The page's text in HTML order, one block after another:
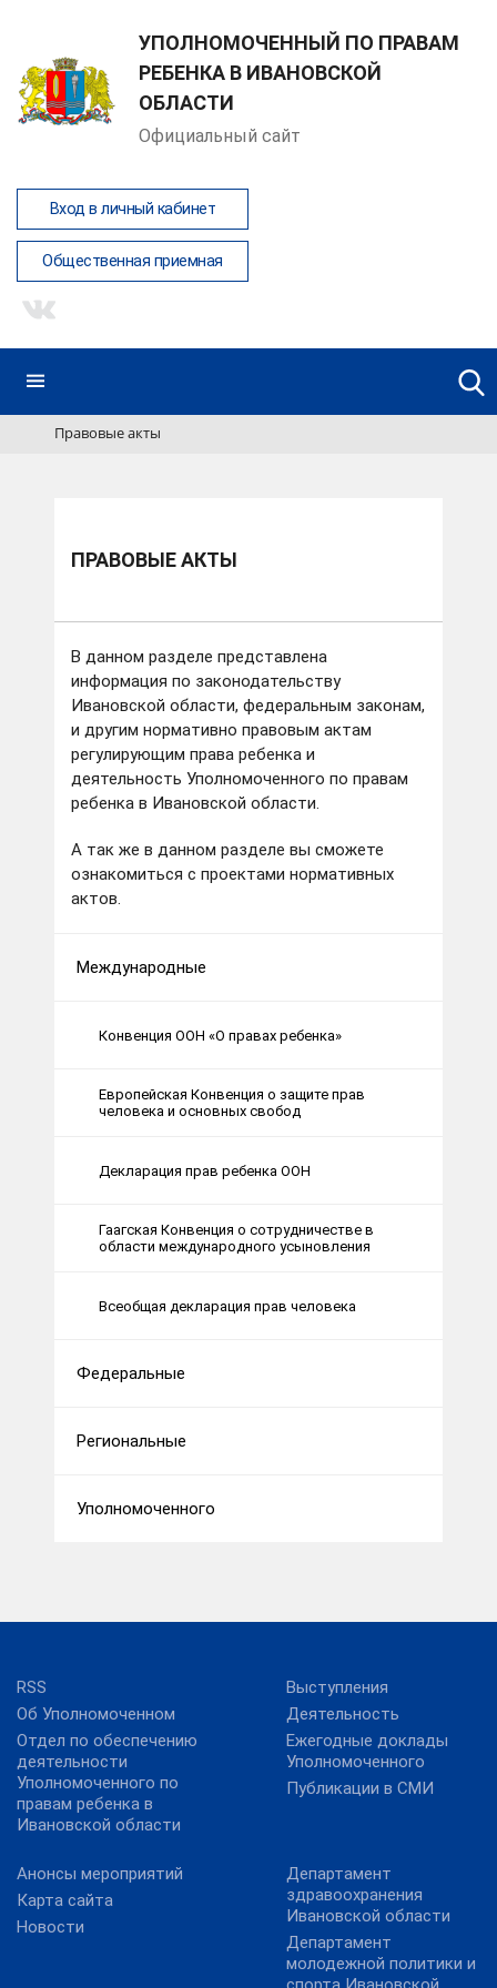
УПОЛНОМОЧЕННЫЙ ПО ПРАВАМ
РЕБЕНКА В ИВАНОВСКОЙ
ОБЛАСТИ
Официальный сайт
Вход в личный кабинет
Общественная приемная
Правовые акты
ПРАВОВЫЕ АКТЫ
В данном разделе представлена
информация по законодательству
Ивановской области, федеральным законам,
и другим нормативно правовым актам
регулирующим права ребенка и
деятельность Уполномоченного по правам
ребенка в Ивановской области.
А так же в данном разделе вы сможете
ознакомиться с проектами нормативных
актов.
Международные
Конвенция ООН «О правах ребенка»
Европейская Конвенция о защите прав
человека и основных свобод
Декларация прав ребенка ООН
Гаагская Конвенция о сотрудничестве в
области международного усыновления
Всеобщая декларация прав человека
Федеральные
Региональные
Уполномоченного
RSS
Об Уполномоченном
Отдел по обеспечению
деятельности
Уполномоченного по
правам ребенка в
Ивановской области
Выступления
Деятельность
Ежегодные доклады
Уполномоченного
Публикации в СМИ
Анонсы мероприятий
Карта сайта
Новости
Департамент
здравоохранения
Ивановской области
Департамент
молодежной политики и